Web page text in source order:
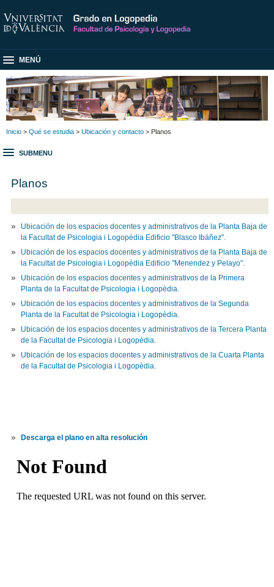
MENÚ
Inicio > Qué se estudia > Ubicación y contacto > Planos
SUBMENU
Planos
Ubicación de los espacios docentes y administrativos de la Planta Baja de
la Facultat de Psicologia i Logopèdia Edificio "Blasco Ibáñez".
Ubicación de los espacios docentes y administrativos de la Planta Baja de
la Facultat de Psicologia i Logopèdia Edificio "Menendez y Pelayo".
Ubicación de los espacios docentes y administrativos de la Primera
Planta de la Facultat de Psicologia i Logopèdia.
Ubicación de los espacios docentes y administrativos de la Segunda
Planta de la Facultat de Psicologia i Logopèdia.
Ubicación de los espacios docentes y administrativos de la Tercera Planta
de la Facultat de Psicologia i Logopèdia.
Ubicación de los espacios docentes y administrativos de la Cuarta Planta
de la Facultat de Psicologia i Logopèdia.
Descarga el plano en alta resolución